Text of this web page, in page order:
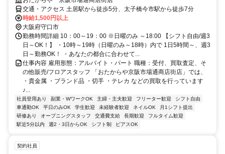
交通・アクセス 土居駅から徒歩5分、太子橋今市駅から徒歩7分
時給1,500円以上
大阪府守口市
勤務時間詳細 10：00～19：00 ※日曜のみ ～18:00 【シフト自由/週3
日～OK！】 ・10時～19時（日曜のみ～18時）内で 1日5時間～、週3
日～勤務OK！ ・あなたの都合に合わせて...
仕事内容 雇用形態：アルバイト・パート 職種：受付、買取査定、そ
の他販売/フロアスタッフ 「おたからや京阪市場通商店街店」では、
・貴金属 ・ブランド品 ・切手 ・テレカ などの買取を行っています
♪...
社員登用あり 副業・WワークOK 主婦・主夫歓迎 フリーター歓迎
シフト自由
車通勤OK
平日のみOK 学生歓迎 未経験者歓迎 ネイルOK
月1シフト提出
研修あり
オープニングスタッフ 交通費支給 長期歓迎
フルタイム歓迎
駅近5分以内
週2・3日からOK シフト制 ピアスOK
契約社員